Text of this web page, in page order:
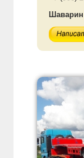
Шаварин